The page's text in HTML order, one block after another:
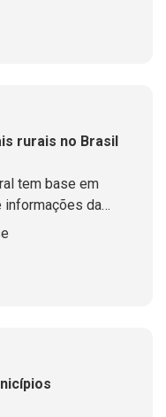
rurais no Brasil
tem base em
informações da
rodoviários